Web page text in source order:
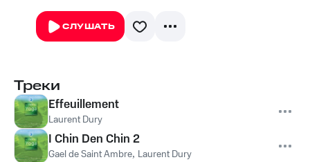
СЛУШАТЬ
Треки
Effeuillement
Laurent Dury
I Chin Den Chin 2
Gael de Saint Ambre, Laurent Dury